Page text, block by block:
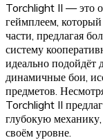
Torchlight II — это
геймплеем,
части, предлагая
систему
идеально подойдёт
динамичные бои,
предметов.
Torchlight II
глубокую
своём уровне.